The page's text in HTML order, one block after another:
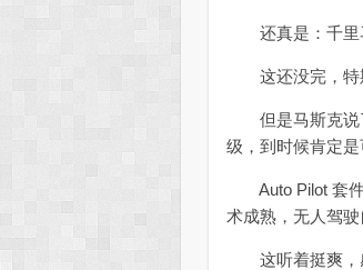
还真是：千里马
这还没完，特
但是马斯克说了
级，到时候肯定是
Auto Pilot 套件
术成熟，无人驾驶
这听着挺爽，感